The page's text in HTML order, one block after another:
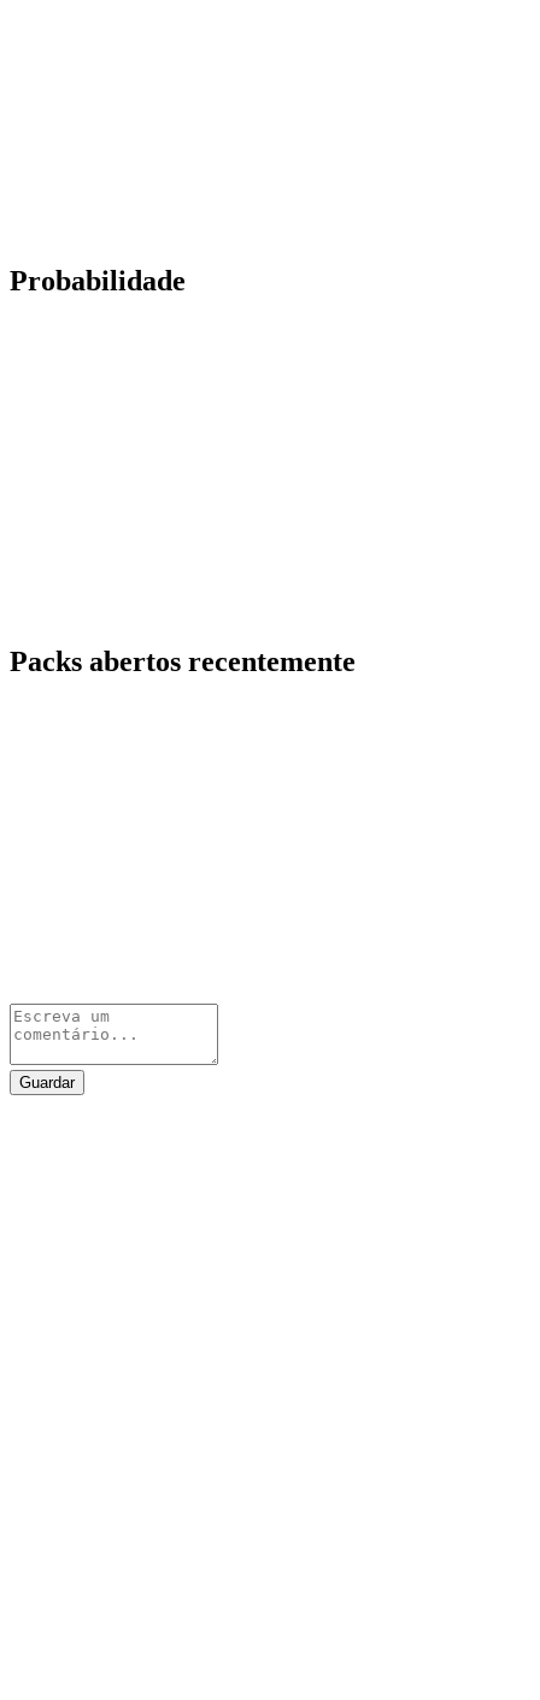
Probabilidade
Packs abertos recentemente
Guardar